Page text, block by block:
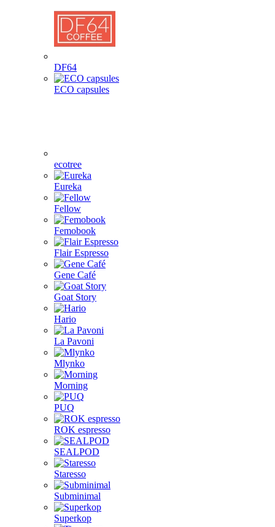
DF64
ECO capsules
ecotree
Eureka
Fellow
Femobook
Flair Espresso
Gene Café
Goat Story
Hario
La Pavoni
Mlynko
Morning
PUQ
ROK espresso
SEALPOD
Staresso
Subminimal
Superkop